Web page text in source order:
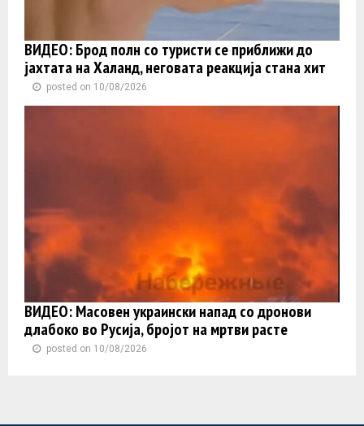
ВИДЕО: Брод полн со туристи се приближи до
јахтата на Халанд, неговата реакција стана хит
posted on 10/08/2026
ВИДЕО: Масовен украински напад со дронови
длабоко во Русија, бројот на мртви расте
posted on 10/08/2026